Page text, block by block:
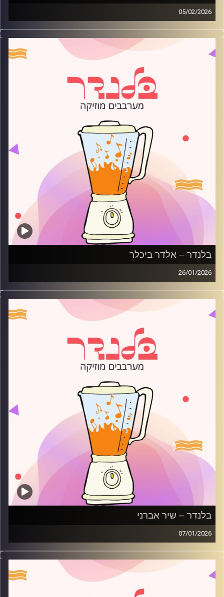
05/02/2026
מוזיקה רגועה לפתוח איתה את הבוקר בהגשת ליהי הירש
קרדיט תמונות:
AudioVersity
בלנדר – אלדר ביכלר
26/01/2026
מוזיקה רגועה לפתוח איתה את הבוקר בהגשת אלדר ביכלר
קרדיט תמונות:
AudioVersity
בלנדר – שיר אברני
07/01/2026
מוזיקה רגועה לפתוח איתה את הבוקר בהגשת שיר אברני
קרדיט תמונות:
AudioVersity